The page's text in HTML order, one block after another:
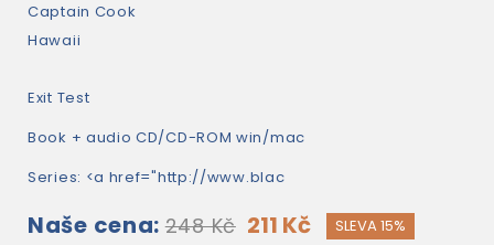
Captain Cook
Hawaii
Exit Test
Book + audio CD/CD-ROM win/mac
Series: <a href="http://www.blac
Naše cena: 248 Kč 211 Kč SLEVA 15%